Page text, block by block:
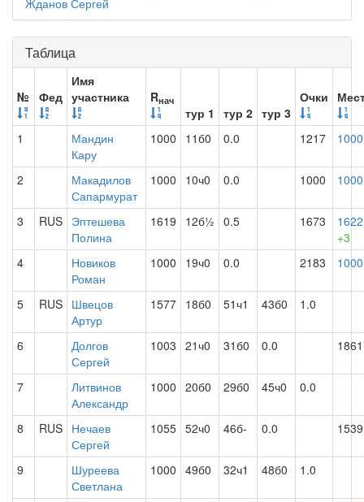
Жданов Сергей
Таблица
№ Фед
Имя
участника
Rнач
тур 1 тур 2 тур 3
Очки
1
Мандин
Кару
1000 11б0 0.0 1217 1000
2
Макадилов
Сапармурат
1000 10ч0 0.0 1000 1000
3 RUS Эптешева
Полина
1619 12б½ 0.5 1673
1622
+3
4
Новиков
Роман
1000 19ч0 0.0 2183 1000
5 RUS Швецов
Артур
1577 18б0 51ч1 43б0 1.0
6
Долгов
Сергей
1003 21ч0 31б0 0.0 1861
7
Литвинов
Александр
1000 20б0 29б0 45ч0 0.0
8 RUS Нечаев
Сергей
1055 52ч0 46б- 0.0 1539
9
Шуреева
Светлана
1000 49б0 32ч1 48б0 1.0